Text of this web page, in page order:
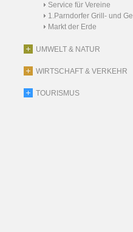
Service für Vereine
1.Parndorfer Grill- und
Markt der Erde
UMWELT & NATUR
WIRTSCHAFT & VERKEHR
TOURISMUS